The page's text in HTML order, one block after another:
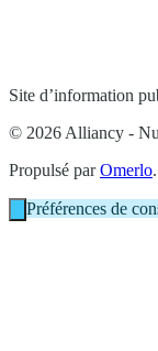
Site d’information
© 2026 Alliancy -
Propulsé parOmerlo.
Préférences de